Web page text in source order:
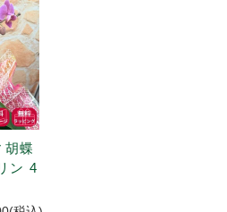
胡蝶
ン 4